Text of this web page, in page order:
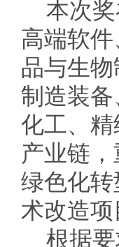
本次
高端软
品与生
制造装
化工、
产业链
绿色化
术改造项
根据